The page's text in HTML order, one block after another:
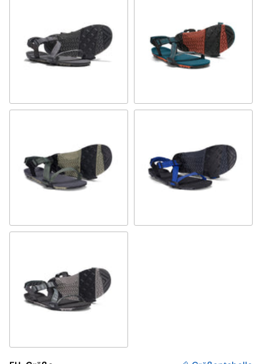
steel gray/asphalt deep lagoon
vetiver green sodalite blue
forest